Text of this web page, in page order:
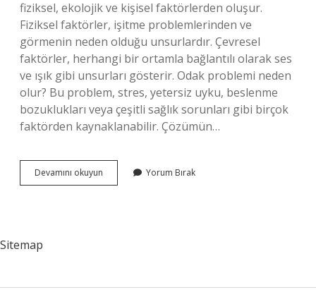
fiziksel, ekolojik ve kişisel faktörlerden oluşur.
Fiziksel faktörler, işitme problemlerinden ve
görmenin neden olduğu unsurlardır. Çevresel
faktörler, herhangi bir ortamla bağlantılı olarak ses
ve ışık gibi unsurları gösterir. Odak problemi neden
olur? Bu problem, stres, yetersiz uyku, beslenme
bozuklukları veya çeşitli sağlık sorunları gibi birçok
faktörden kaynaklanabilir. Çözümün…
Devamını okuyun
Sorunu
Yorum Bırak
Sitemap